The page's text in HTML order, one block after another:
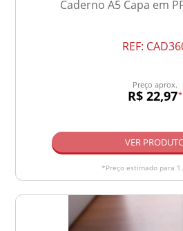
Caderno A5 Capa em
REF:
Preço aprox.
R$ 22,97*
VER
*Preço estimado para